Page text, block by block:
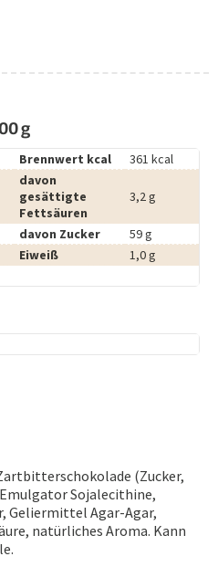
g
Brennwert kcal 361 kcal
davon
gesättigte
Fettsäuren
3,2 g
davon Zucker
59 g
Eiweiß
1,0 g
(Zucker,
Sojalecithine,
Geliermittel Agar-Agar,
natürliches Aroma. Kann